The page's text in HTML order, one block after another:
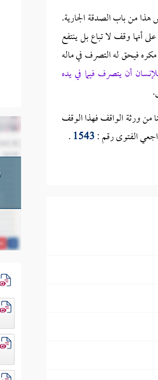
من باب الصدقة الجارية.
أنها وقف لا تباع بل ينتفع
فيحق له التصرف في ماله
أن يتصرف فيما في يده
من ورثة الواقف فهذا الوقف
الفتوى رقم :1543
.